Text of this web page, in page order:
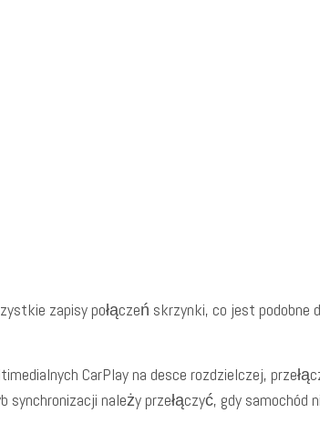
zapisy połączeń skrzynki, co jest podobne
CarPlay na desce rozdzielczej,
należy przełączyć, gdy samochód